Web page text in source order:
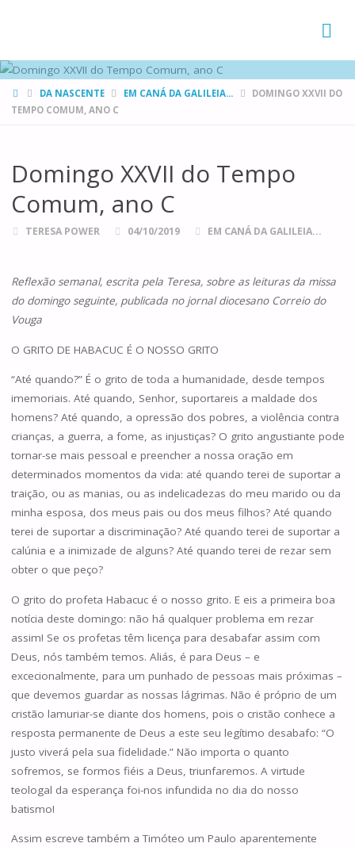
HOMEDA NASCENTE EM CANÁ DA GALILEIA...
DOMINGO XXVII DO
TEMPO COMUM, ANO C
Domingo XXVII do Tempo
Comum, ano C
TERESA POWER 04/10/2019 EM CANÁ DA GALILEIA...
Reflexão semanal, escrita pela Teresa, sobre as leituras da missa
do domingo seguinte, publicada no jornal diocesano Correio do
Vouga
O GRITO DE HABACUC É O NOSSO GRITO
“Até quando?” É o grito de toda a humanidade, desde tempos
imemoriais. Até quando, Senhor, suportareis a maldade dos
homens? Até quando, a opressão dos pobres, a violência contra
crianças, a guerra, a fome, as injustiças? O grito angustiante pode
tornar-se mais pessoal e preencher a nossa oração em
determinados momentos da vida: até quando terei de suportar a
traição, ou as manias, ou as indelicadezas do meu marido ou da
minha esposa, dos meus pais ou dos meus filhos? Até quando
terei de suportar a discriminação? Até quando terei de suportar a
calúnia e a inimizade de alguns? Até quando terei de rezar sem
obter o que peço?
O grito do profeta Habacuc é o nosso grito. E eis a primeira boa
notícia deste domingo: não há qualquer problema em rezar
assim! Se os profetas têm licença para desabafar assim com
Deus, nós também temos. Aliás, é para Deus – e
excecionalmente, para um punhado de pessoas mais próximas –
que devemos guardar as nossas lágrimas. Não é próprio de um
cristão lamuriar-se diante dos homens, pois o cristão conhece a
resposta permanente de Deus a este seu legítimo desabafo: “O
justo viverá pela sua fidelidade.” Não importa o quanto
sofremos, se formos fiéis a Deus, triunfaremos. A virtude
teologal da esperança foi-nos infundida no dia do nosso
batismo!
Assim escreve também a Timóteo um Paulo aparentemente